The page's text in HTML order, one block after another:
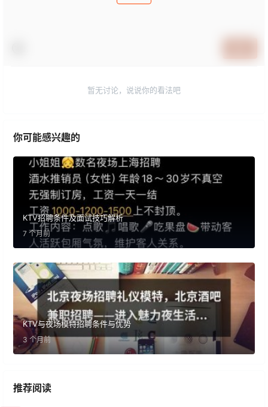
暂无讨论，说说你的看法吧
你可能感兴趣的
KTV招聘条件及面试技巧解析
7 个月前
KTV与夜场模特招聘条件与优势
3 个月前
推荐阅读